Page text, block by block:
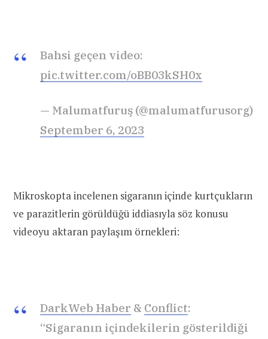
Bahsi geçen video:
pic.twitter.com/oBB03kSH0x
— Malumatfuruş (@malumatfurusorg)
September 6, 2023
Mikroskopta incelenen sigaranın içinde kurtçukların
ve parazitlerin görüldüğü iddiasıyla söz konusu
videoyu aktaran paylaşım örnekleri:
DarkWeb Haber & Conflict:
“Sigaranın içindekilerin gösterildiği